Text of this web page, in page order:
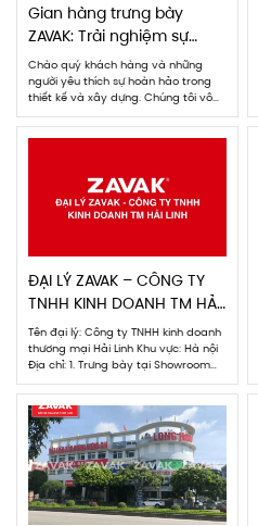
Gian hàng trưng bày
ZAVAK: Trải nghiệm sự
hoàn hảo trong thiết kế
và chất lượng
Chào quý khách hàng và những
người yêu thích sự hoàn hảo trong
thiết kế và xây dựng. Chúng tôi vô
cùng vui mừng và tự hào giới thiệu
đến bạn gian trưng bày độc đáo
Chí Minh. ZAVAK – một cái tên đã […]
ĐẠI LÝ ZAVAK – CÔNG TY
TNHH KINH DOANH TM HẢI
LINH
Tên đại lý: Công ty TNHH kinh doanh
thương mại Hải Linh Khu vực: Hà nội
Địa chỉ: 1. Trưng bày tại Showroom
gạch 72 Chu Huy Mân, Long Biên, Hà
Nội (Người phụ trách: chị Phương –
0961662727) 2. Trưng bày tại
Showroom gạch 532 Đường Láng, Hà
Nội (Người phụ trách: Chị Thu […]